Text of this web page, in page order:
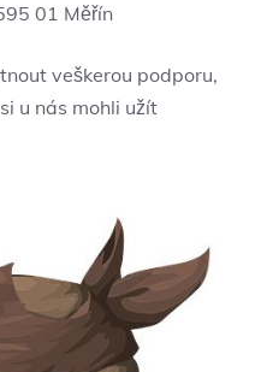
01 Měřín
veškerou podporu,
u nás mohli užít